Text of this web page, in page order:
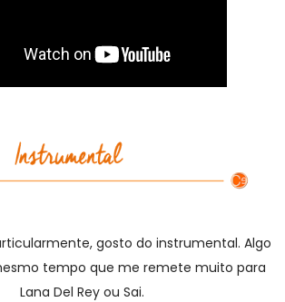
gosto do instrumental. Algo
tempo que me remete muito para
Lana Del Rey ou Sai.